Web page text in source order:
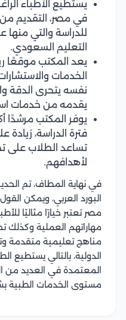
يستطيع الأطباء
في مصر، التقديم
للدراسة والتي
التعليم السعودي.
يعد المكتب موقعًا
الخدمات
نفسه يتحرى الدقة
يقدمه من خدمات
يوفر المكتب مرشدًا
فترة الدراسة، زيادة
تساعد الطلاب على
لأهدافهم.
في نهاية المطاف، تم
البورد العربي، ويمكن
مصر تعتبر خيارًا مثاليًا
مهاراتهم العملية وكذلك
مناهج تعليمية متقدمة
الدولية، بالتالي
المعتمدة في العديد من
مستوى الخدمات الطبية